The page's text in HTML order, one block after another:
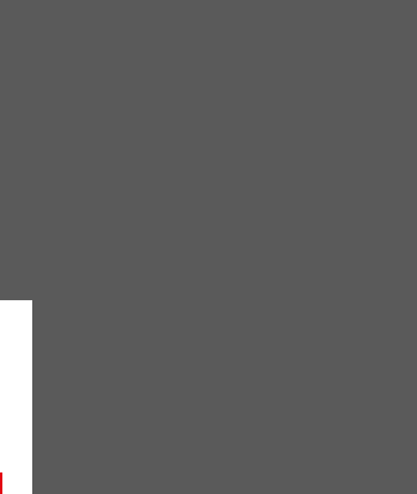
Freund